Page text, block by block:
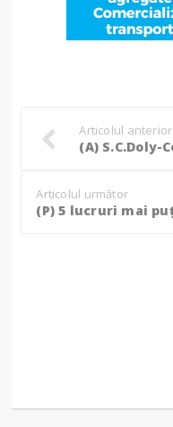
Articolul anterior
Articolul următor